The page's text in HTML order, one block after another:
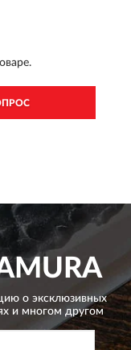
о эксклюзивных
и многом другом